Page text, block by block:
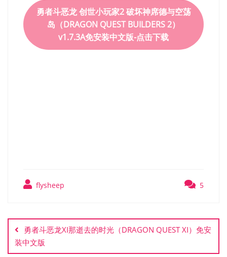
勇者斗恶龙 创世小玩家2 破坏神席德与空荡
岛（DRAGON QUEST BUILDERS 2）
v1.7.3A免安装中文版-点击下载
flysheep 5
章
导
航
勇者斗恶龙XI那逝去的时光（DRAGON QUEST XI）免安
装中文版